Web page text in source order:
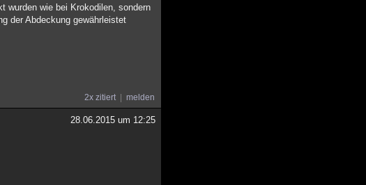
wurden wie bei Krokodilen, sondern
der Abdeckung gewährleistet
2x zitiert melden
28.06.2015 um 12:25